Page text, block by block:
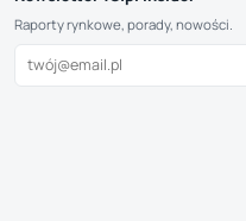
Raporty rynkowe, porady, nowości.